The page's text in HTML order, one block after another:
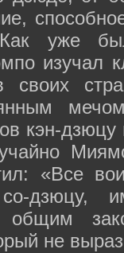
Как уже
изучал
кэн-
«Все
дзюцу,
общим
не